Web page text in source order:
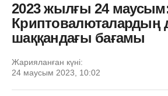
2023 жылғы 24
Криптовалюталардың
шаққандағы бағамы
Жарияланған күні:
24 маусым 2023, 10:02